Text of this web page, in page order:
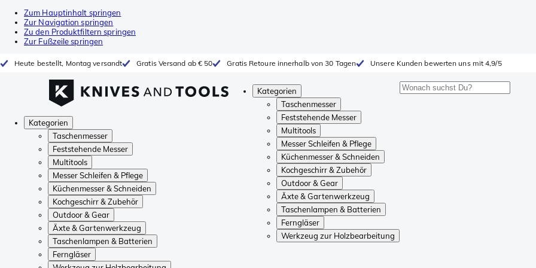
Zum Hauptinhalt springen
Zur Navigation springen
Zu den Produktfiltern springen
Zur Fußzeile springen
Heute bestellt, Montag versandt Gratis Versand ab € 50 Gratis Retoure innerhalb von 30 Tagen Unsere Kunden bewerten uns mit 4,9/5
Kategorien
Taschenmesser
Feststehende Messer
Multitools
Messer Schleifen & Pflege
Küchenmesser & Schneiden
Kochgeschirr & Zubehör
Outdoor & Gear
Äxte & Gartenwerkzeug
Taschenlampen & Batterien
Ferngläser
Werkzeug zur Holzbearbeitung
Kategorien
Taschenmesser
Feststehende Messer
Multitools
Messer Schleifen & Pflege
Küchenmesser & Schneiden
Kochgeschirr & Zubehör
Outdoor & Gear
Äxte & Gartenwerkzeug
Taschenlampen & Batterien
Ferngläser